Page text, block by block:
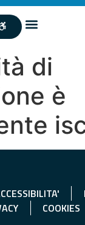
di
è
COOKIES